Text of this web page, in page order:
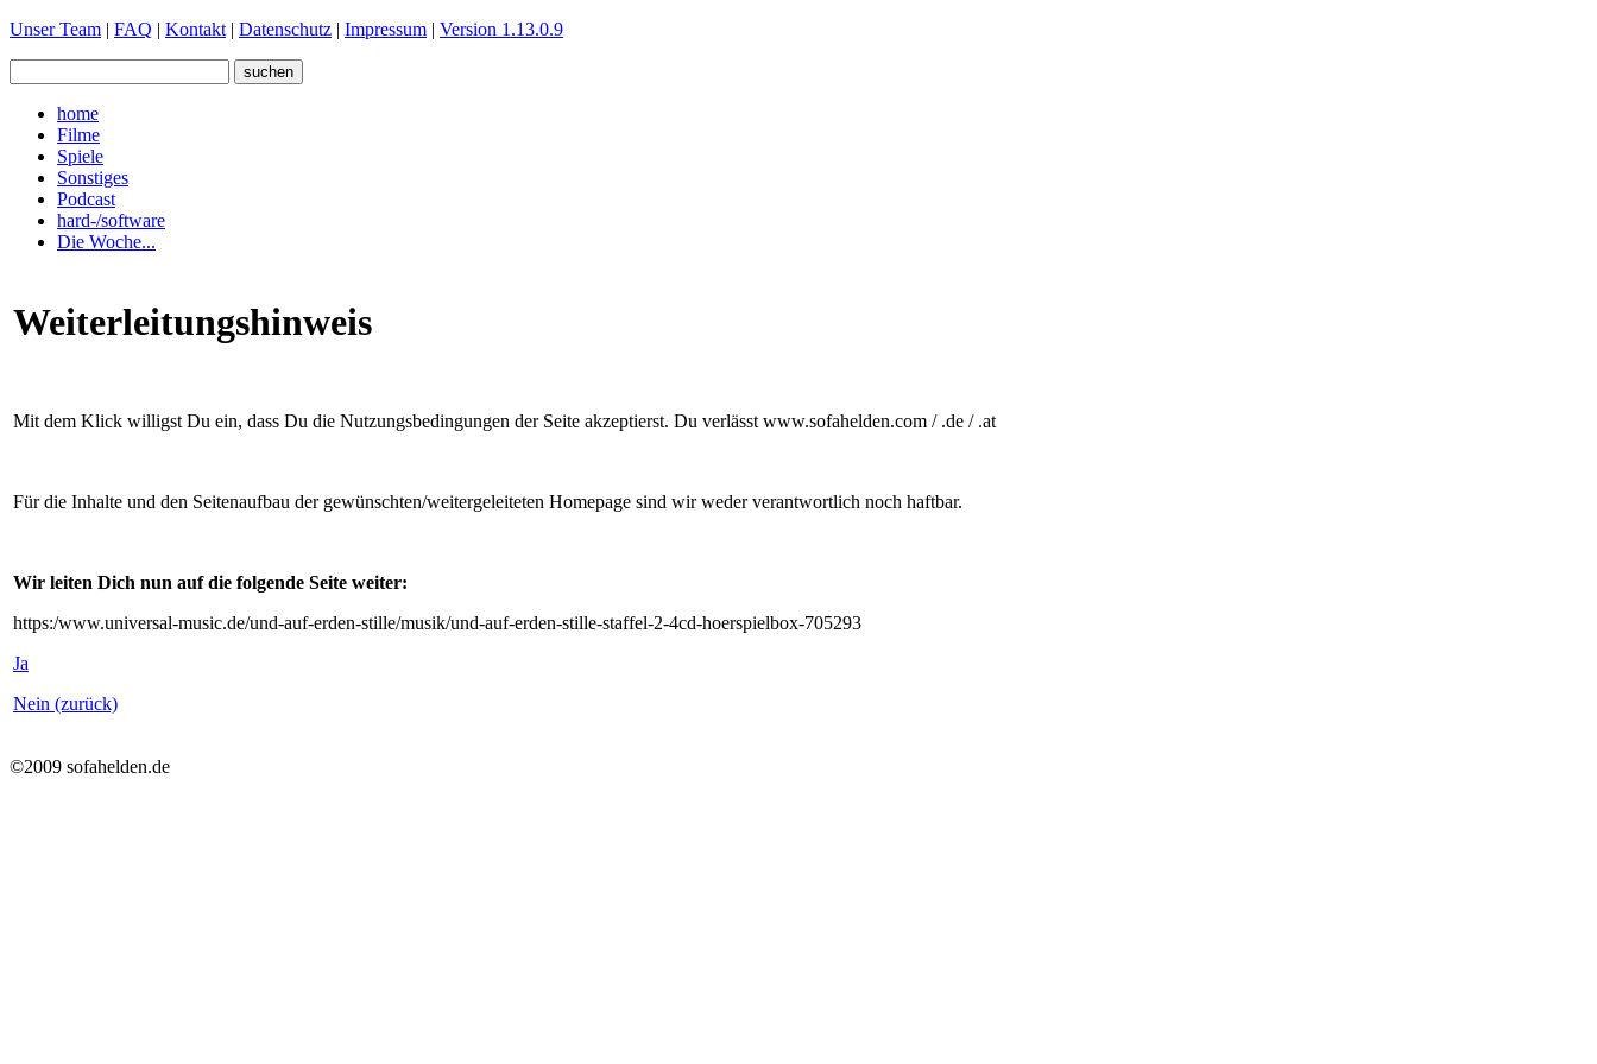
Unser Team | FAQ | Kontakt | Datenschutz | Impressum | Version 1.13.0.9
home
Filme
Spiele
Sonstiges
Podcast
hard-/software
Die Woche...
Weiterleitungshinweis
Mit dem Klick willigst Du ein, dass Du die Nutzungsbedingungen der Seite akzeptierst. Du verlässt www.sofahelden.com / .de / .at
Für die Inhalte und den Seitenaufbau der gewünschten/weitergeleiteten Homepage sind wir weder verantwortlich noch haftbar.
Wir leiten Dich nun auf die folgende Seite weiter:
https:/www.universal-music.de/und-auf-erden-stille/musik/und-auf-erden-stille-staffel-2-4cd-hoerspielbox-705293
Ja
Nein (zurück)
©2009 sofahelden.de